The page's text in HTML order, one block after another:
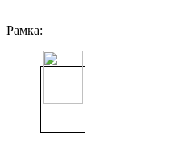
Рамка: